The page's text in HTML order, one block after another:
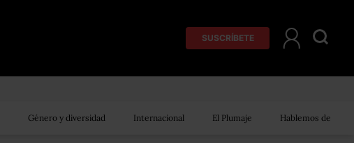
SUSCRÍBETE
Género y diversidad Internacional El Plumaje Hablemos de